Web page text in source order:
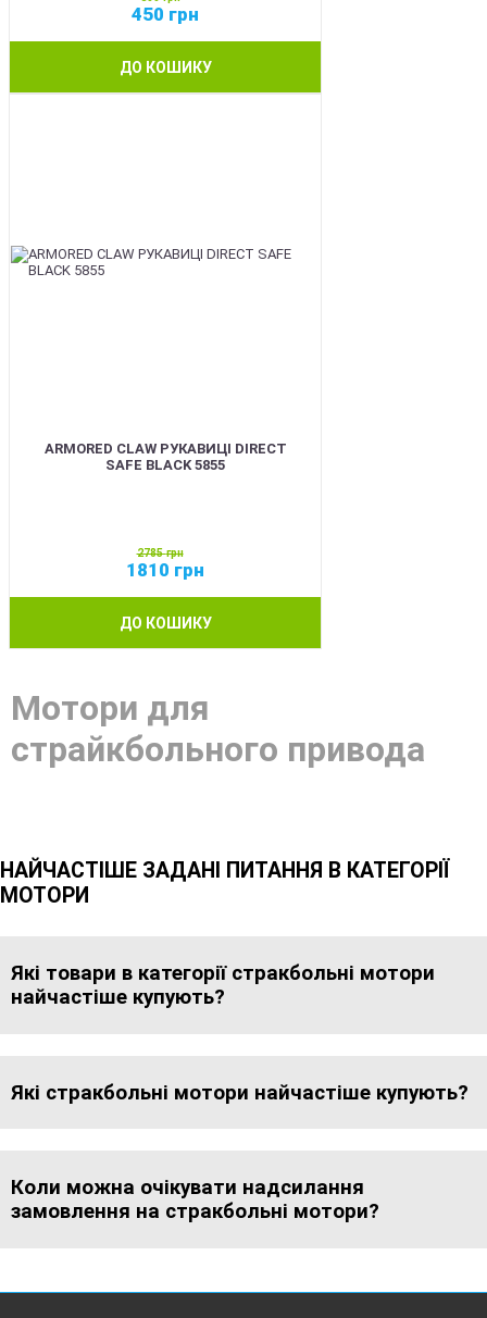
450 грн
ДО КОШИКУ
ARMORED CLAW РУКАВИЦІ DIRECT
SAFE BLACK 5855
2785грн
1810 грн
ДО КОШИКУ
Мотори для
страйкбольного привода
НАЙЧАСТІШЕ ЗАДАНІ ПИТАННЯ В КАТЕГОРІЇ
МОТОРИ
Які товари в категорії стракбольні мотори
найчастіше купують?
Які стракбольні мотори найчастіше купують?
Коли можна очікувати надсилання
замовлення на стракбольні мотори?